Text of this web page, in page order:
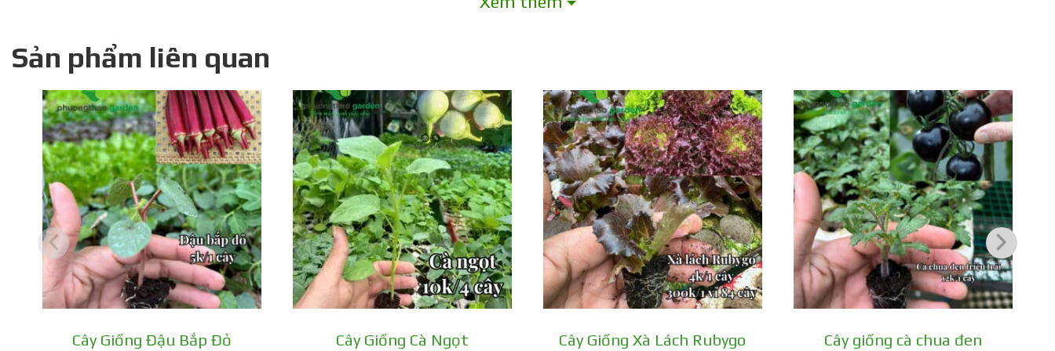
Hình dáng:Trái có hình dạng dài, khác biệt so với các giống cà chua cherry tròn thông thường.
Thời gian thu hoạch:Sau khoảng 65-70 ngày từ khi gieo hạt, cây bắt đầu cho thu hoạch.
Sản phẩm liên quan
Cây Giống Đậu Bắp Đỏ Cây Giống Cà Ngọt Cây Giống Xà Lách Rubygo Cây giống cà chua đen